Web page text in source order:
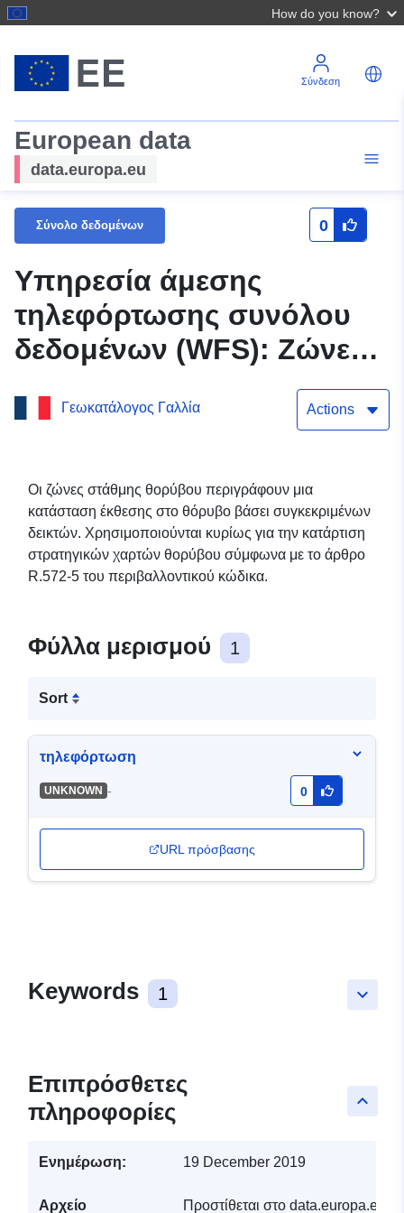
How do you know?
Σύνδεση
European data
data.europa.eu
Σύνολο δεδομένων 0
Υπηρεσία άμεσης
τηλεφόρτωσης συνόλου
δεδομένων (WFS): Ζώνες
θορύβου των στρατηγικών
χαρτών θορύβου του
του διαμερίσματος Hauts
de Seine
Γεωκατάλογος Γαλλία Actions
Οι ζώνες στάθμης θορύβου περιγράφουν μια
κατάσταση έκθεσης στο θόρυβο βάσει συγκεκριμένων
δεικτών. Χρησιμοποιούνται κυρίως για την κατάρτιση
στρατηγικών χαρτών θορύβου σύμφωνα με το άρθρο
R.572-5 του περιβαλλοντικού κώδικα.
Φύλλα μερισμού 1
Sort
τηλεφόρτωση
UNKNOWN - 0
URL πρόσβασης
keyboard_arrow_down
Keywords 1
keyboard_arrow_up
Επιπρόσθετες
πληροφορίες
Ενημέρωση: 19 December 2019
Αρχείο
Προστίθεται στο data.europa.eu: